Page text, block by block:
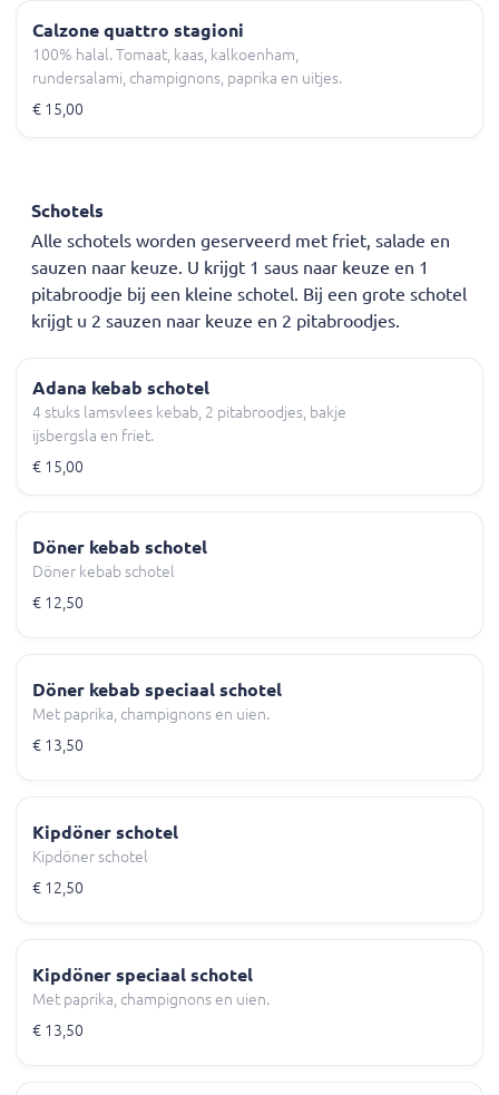
Calzone quattro stagioni
100% halal. Tomaat, kaas, kalkoenham,
rundersalami, champignons, paprika en uitjes.
€ 15,00
Schotels
Alle schotels worden geserveerd met friet, salade en
sauzen naar keuze. U krijgt 1 saus naar keuze en 1
pitabroodje bij een kleine schotel. Bij een grote schotel
krijgt u 2 sauzen naar keuze en 2 pitabroodjes.
Adana kebab schotel
4 stuks lamsvlees kebab, 2 pitabroodjes, bakje
ijsbergsla en friet.
€ 15,00
Döner kebab schotel
Döner kebab schotel
€ 12,50
Döner kebab speciaal schotel
Met paprika, champignons en uien.
€ 13,50
Kipdöner schotel
Kipdöner schotel
€ 12,50
Kipdöner speciaal schotel
Met paprika, champignons en uien.
€ 13,50